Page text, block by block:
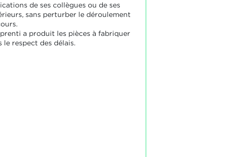
de ses collègues ou de ses
sans perturber le déroulement
a produit les pièces à fabriquer
le respect des délais.